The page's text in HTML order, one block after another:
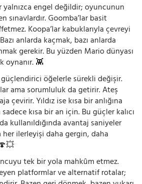
yalnızca engel değildir; oyuncunun
Goomba’lar basit
Koopa’lar kabuklarıyla çevreyi
anlarda kaçmak, bazı anlarda
gerekir. Bu yüzden Mario dünyası
oynanır. 👾
öğelerle sürekli değişir.
ama sorumluluk da getirir. Ateş
çevirir. Yıldız ise kısa bir anlığına
kısa bir an için. Bu güçler kalıcı
kullanıldığında avantaj saniyeler
ilerleyişi daha gergin, daha
tek bir yola mahkûm etmez.
platformlar ve alternatif rotalar;